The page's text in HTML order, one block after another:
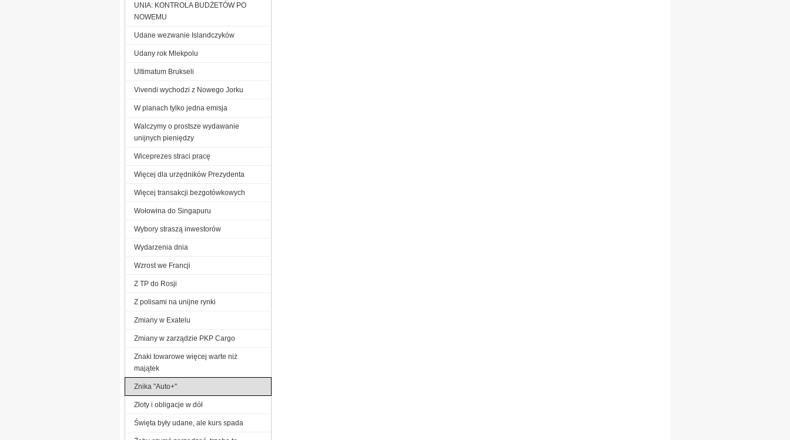
UNIA: KONTROLA BUDŻETÓW PO
NOWEMU
Udane wezwanie Islandczyków
Udany rok Mlekpolu
Ultimatum Brukseli
Vivendi wychodzi z Nowego Jorku
W planach tylko jedna emisja
Walczymy o prostsze wydawanie
unijnych pieniędzy
Wiceprezes straci pracę
Więcej dla urzędników Prezydenta
Więcej transakcji bezgotówkowych
Wołowina do Singapuru
Wybory straszą inwestorów
Wydarzenia dnia
Wzrost we Francji
Z TP do Rosji
Z polisami na unijne rynki
Zmiany w Exatelu
Zmiany w zarządzie PKP Cargo
Znaki towarowe więcej warte niż
majątek
Znika "Auto+"
Złoty i obligacje w dół
Święta były udane, ale kurs spada